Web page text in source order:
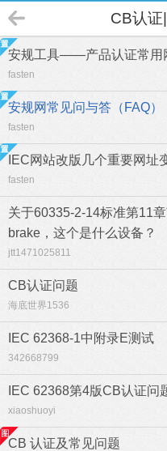
CB认证
安规工具——产品认证常用
fasten
安规网常见问与答（FAQ）
fasten
IEC网站改版几个重要网址
fasten
关于60335-2-14标准第11
brake，这个是什么设备？
jtt1471025811
CB认证问题
海底世界1536
IEC 62368-1中附录E测试
342668799
IEC 62368第4版CB认证问
xiaoshuoyi
CB 认证及常见问题